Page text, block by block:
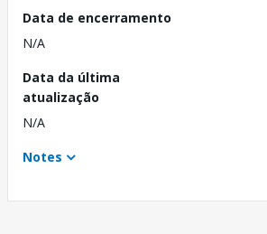
Data de encerramento
N/A
Data da última
atualização
N/A
Notes